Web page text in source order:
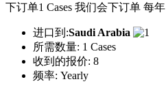
下订单1 Cases 我们会下订单 每年
进口到:Saudi Arabia
所需数量: 1 Cases
收到的报价: 8
频率: Yearly